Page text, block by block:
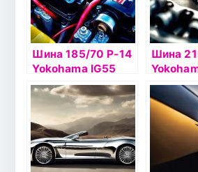
Шина 185/70 Р-14
Yokohama IG55
92Т б/к шип
Шина
99T б/к